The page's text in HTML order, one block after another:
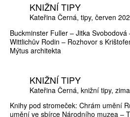
KNIŽNÍ TIPY
Kateřina Černá tipy červen
Buckminster Fuller – Jitka
Wittlichův Rodin – Rozhovor s
Mýtus architekta
KNIŽNÍ TIPY
Kateřina Černá knižní tipy
Knihy pod stromeček: Chrám umění
umění ve sbírce Národního muzea –